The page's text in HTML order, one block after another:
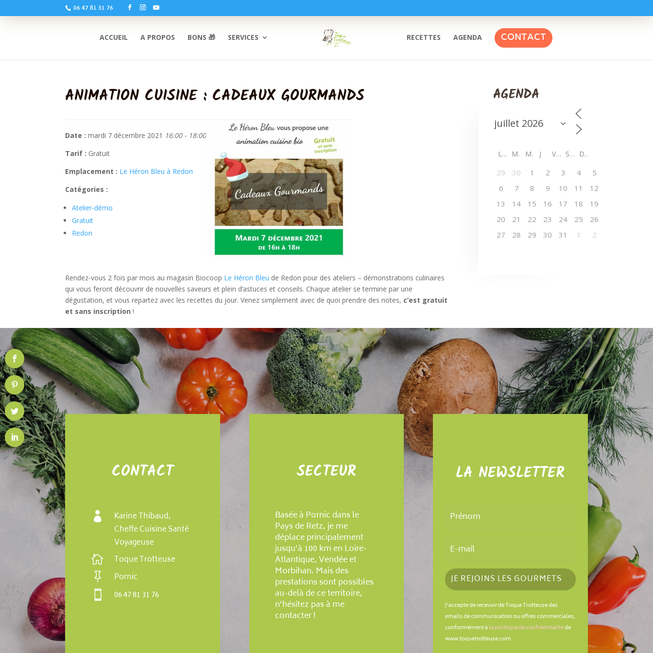
06 47 81 31 76
ACCUEIL A PROPOS BONS 🎁 SERVICES RECETTES AGENDA CONTACT
ANIMATION CUISINE : CADEAUX GOURMANDS
Date : mardi 7 décembre 2021 16:00 - 18:00
Tarif : Gratuit
Emplacement : Le Héron Bleu à Redon
Catégories :
Atelier-démo
Gratuit
Redon
Rendez-vous 2 fois par mois au magasin Biocoop Le Héron Bleu de Redon pour des ateliers – démonstrations culinaires
qui vous feront découvrir de nouvelles saveurs et plein d’astuces et conseils. Chaque atelier se termine par une
dégustation, et vous repartez avec les recettes du jour. Venez simplement avec de quoi prendre des notes, c’est gratuit
et sans inscription !
AGENDA
L M M J V S D
29 30 1 2 3 4
5
6
7 8 9 10 11
12
13
14 15 16 17 18
19
20
21 22 23 24 25
26
27
28 29 30 31 1 2
CONTACT

Karine Thibaud,
Cheffe Cuisine Santé
Voyageuse
 Toque Trotteuse
 Pornic
06 47 81 31 76
SECTEUR
Basée à Pornic dans le
Pays de Retz, je me
déplace principalement
jusqu'à 100 km en Loire-
Atlantique, Vendée et
Morbihan. Mais des
prestations sont possibles
au-delà de ce territoire,
n’hésitez pas à me
contacter !
LA NEWSLETTER
JE REJOINS LES GOURMETS
J'accepte de recevoir de Toque Trotteuse des
emails de communication ou offres commerciales,
conformément àla politique de confidentialitéde
www.toquetrotteuse.com